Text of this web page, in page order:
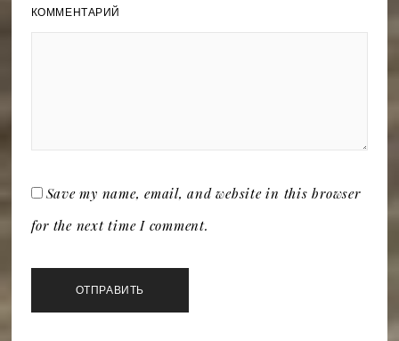
КОММЕНТАРИЙ
Save my name, email, and website in this browser
for the next time I comment.